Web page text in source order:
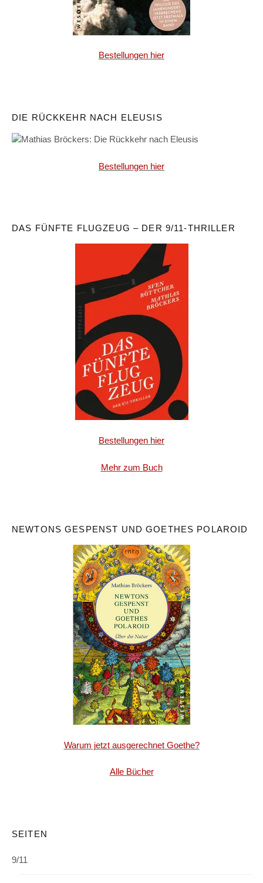
Bestellungen hier
DIE RÜCKKEHR NACH ELEUSIS
Bestellungen hier
DAS FÜNFTE FLUGZEUG – DER 9/11-THRILLER
Bestellungen hier
Mehr zum Buch
NEWTONS GESPENST UND GOETHES POLAROID
Warum jetzt ausgerechnet Goethe?
Alle Bücher
SEITEN
9/11